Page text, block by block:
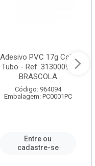
Adesivo PVC 17g Cola
Tubo - Ref. 3130009 -
BRASCOLA
Código: 964094
Embalagem: PC0001PC
Entre ou
cadastre-se